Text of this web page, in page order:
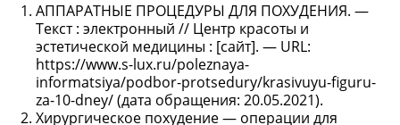
АППАРАТНЫЕ ПРОЦЕДУРЫ ДЛЯ ПОХУДЕНИЯ. —
Текст : электронный // Центр красоты и
эстетической медицины : [сайт]. — URL:
https://www.s-lux.ru/poleznaya-
informatsiya/podbor-protsedury/krasivuyu-figuru-
za-10-dney/ (дата обращения: 20.05.2021).
Хирургическое похудение — операции для